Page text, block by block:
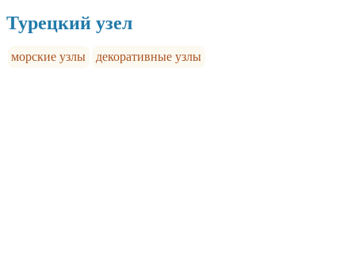
Турецкий узел
морские узлы декоративные узлы